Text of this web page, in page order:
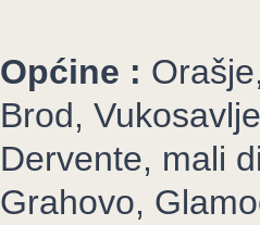
Općine :
Brod,
Dervente, mali
Grahovo,